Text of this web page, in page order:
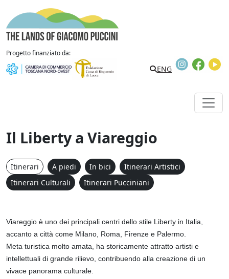
Vai al contenuto
Progetto finanziato da:
Search
ENG
Instagram
Il Liberty a Viareggio
Itinerari A piedi In bici
Itinerari Artistici
Itinerari Culturali
Itinerari Pucciniani
Viareggio è uno dei principali centri dello stile Liberty in Italia,
accanto a città come Milano, Roma, Firenze e Palermo.
Meta turistica molto amata, ha storicamente attratto artisti e
intellettuali di grande rilievo, contribuendo alla creazione di un
vivace panorama culturale.